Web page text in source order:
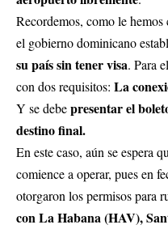
Recordemos, como le
el gobierno dominicano
su país sin tener visa. Para
con dos requisitos: La
Y se debepresentar el
destino final.
En este caso, aún se espera
comience a operar, pues en
otorgaron los permisos para
con La Habana (HAV),